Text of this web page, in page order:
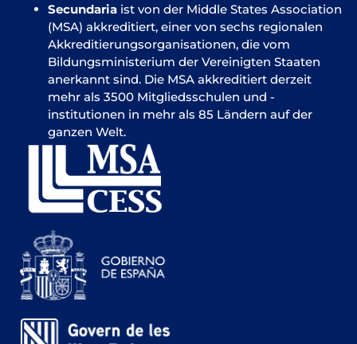
Secundaria ist von der Middle States Association
(MSA) akkreditiert, einer von sechs regionalen
Akkreditierungsorganisationen, die vom
Bildungsministerium der Vereinigten Staaten
anerkannt sind. Die MSA akkreditiert derzeit
mehr als 3500 Mitgliedsschulen und -
institutionen in mehr als 85 Ländern auf der
ganzen Welt.